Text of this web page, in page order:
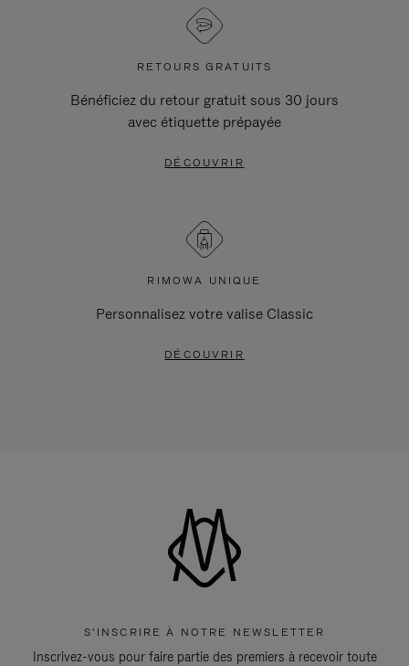
RETOURS GRATUITS
Bénéficiez du retour gratuit sous 30 jours
avec étiquette prépayée
DÉCOUVRIR
RIMOWA UNIQUE
Personnalisez votre valise Classic
DÉCOUVRIR
S'INSCRIRE À NOTRE NEWSLETTER
Inscrivez-vous pour faire partie des premiers à recevoir toute